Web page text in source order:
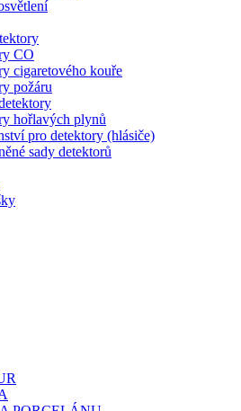
CO
cigaretového kouře
požáru
hořlavých plynů
pro detektory (hlásiče)
sady detektorů